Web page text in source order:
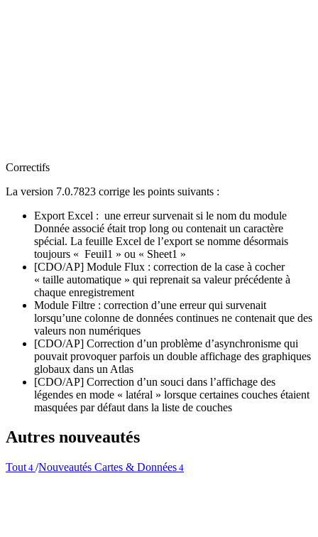
Correctifs
La version 7.0.7823 corrige les points suivants :
Export Excel : une erreur survenait si le nom du module
Donnée associé était trop long ou contenait un caractère
spécial. La feuille Excel de l’export se nomme désormais
toujours « Feuil1 » ou « Sheet1 »
[CDO/AP] Module Flux : correction de la case à cocher
« taille automatique » qui reprenait sa valeur précédente à
chaque enregistrement
Module Filtre : correction d’une erreur qui survenait
lorsqu’une colonne de données continues ne contenait que des
valeurs non numériques
[CDO/AP] Correction d’un problème d’asynchronisme qui
pouvait provoquer parfois un double affichage des graphiques
globaux dans un Atlas
[CDO/AP] Correction d’un souci dans l’affichage des
légendes en mode « latéral » lorsque certaines couches étaient
masquées par défaut dans la liste de couches
Autres nouveautés
Tout4 /Nouveautés Cartes & Données 4